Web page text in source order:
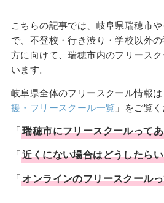
こちらの記事では、岐阜県瑞穂市
で、不登校・行き渋り・学校以外
方に向けて、瑞穂市内のフリース
います。
岐阜県全体のフリースクール情報は
援・フリースクール一覧 」をご覧く
「瑞穂市にフリースクールって
「近くにない場合はどうしたら
「オンラインのフリースクール